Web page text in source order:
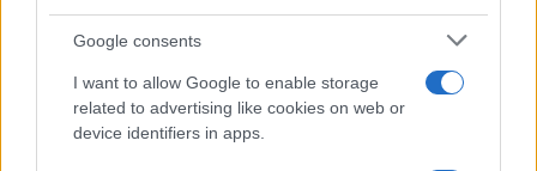
Google consents
I want to allow Google to enable storage
related to advertising like cookies on web or
device identifiers in apps.